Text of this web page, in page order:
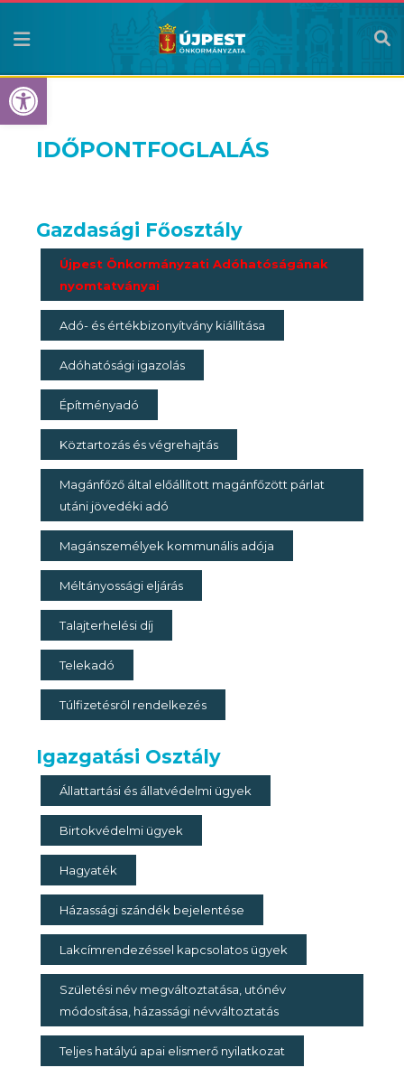
Eszköztár megnyitása
IDŐPONTFOGLALÁS
Gazdasági Főosztály
Újpest Önkormányzati Adóhatóságának
nyomtatványai
Adó- és értékbizonyítvány kiállítása
Adóhatósági igazolás
Építményadó
Köztartozás és végrehajtás
Magánfőző által előállított magánfőzött párlat
utáni jövedéki adó
Magánszemélyek kommunális adója
Méltányossági eljárás
Talajterhelési díj
Telekadó
Túlfizetésről rendelkezés
Igazgatási Osztály
Állattartási és állatvédelmi ügyek
Birtokvédelmi ügyek
Hagyaték
Házassági szándék bejelentése
Lakcímrendezéssel kapcsolatos ügyek
Születési név megváltoztatása, utónév
módosítása, házassági névváltoztatás
Teljes hatályú apai elismerő nyilatkozat